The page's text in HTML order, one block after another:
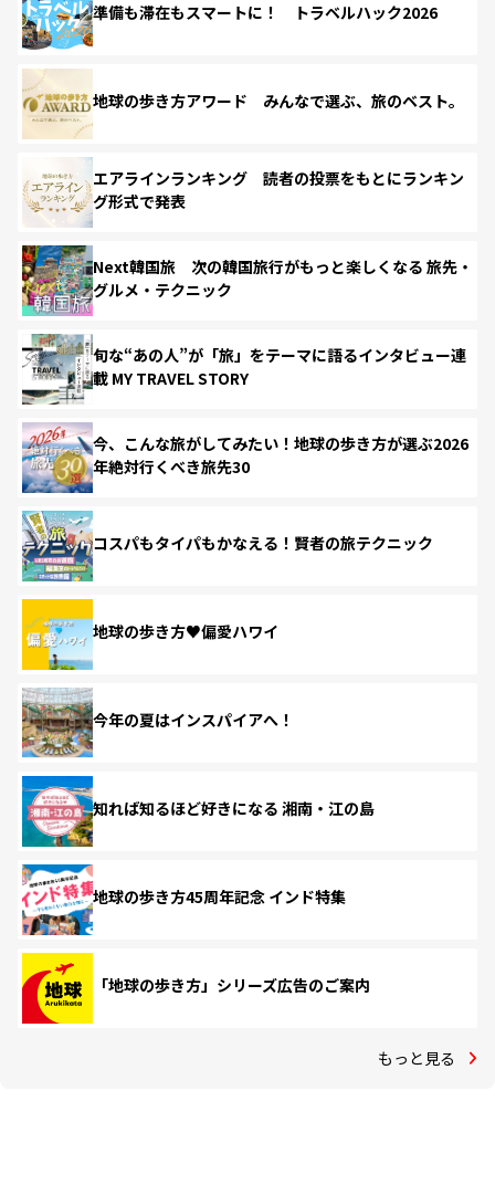
準備も滞在もスマートに！ トラベルハック2026
地球の歩き方アワード みんなで選ぶ、旅のベスト。
エアラインランキング 読者の投票をもとにランキン
グ形式で発表
Next韓国旅 次の韓国旅行がもっと楽しくなる 旅先・
グルメ・テクニック
旬な“あの人”が「旅」をテーマに語るインタビュー連
載 MY TRAVEL STORY
今、こんな旅がしてみたい！地球の歩き方が選ぶ2026
年絶対行くべき旅先30
コスパもタイパもかなえる！賢者の旅テクニック
地球の歩き方♥偏愛ハワイ
今年の夏はインスパイアへ！
知れば知るほど好きになる 湘南・江の島
地球の歩き方45周年記念 インド特集
「地球の歩き方」シリーズ広告のご案内
もっと見る